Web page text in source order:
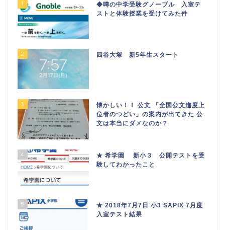
1
◆噂の中学受験グノーブル 入室テ
ストと体験授業を受けてみた件
2 四谷大塚 新5年生スタート
3
懐かしい！！ 公文 「全国公文進度上
位者のつどい」の案内が出てきた 公
文は本当にダメなのか？
4
★ 希学園 新小３ 公開テストを受
験してわかったこと
5
★ 2018年7月7日 小3 SAPIX 7月度
入室テスト結果